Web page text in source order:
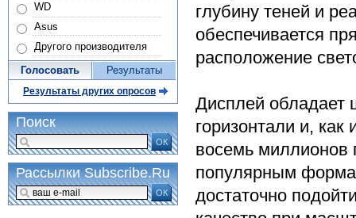
глубину теней и
обеспечивается
расположение
Дисплей обладает
горизонтали и,
восемь миллионов
популярным
достаточно
WD
Asus
Другого производителя
Голосовать Результаты
Результаты других опросов
Поиск
ОК
Рассылки Subscribe.Ru
ОК